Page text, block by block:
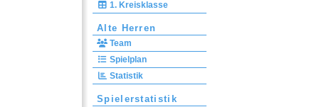
1. Kreisklasse
Alte Herren
Team
Spielplan
Statistik
Spielerstatistik